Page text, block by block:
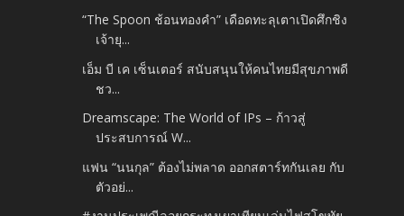
“The Spoon ช้อนทองคำ” เดือดทะลุเตาเปิดศึกชิง
เจ้ายุ...
เอ็ม บี เค เซ็นเตอร์ สนับสนุนให้คนไทยมีสุขภาพดี
ชว...
Dreamscape: The World of IPs – ก้าวสู่
ประสบการณ์ W...
แฟน “นนกุล” ต้องไม่พลาด ออกสตาร์ทกันเลย กับ
ตัวอย่...